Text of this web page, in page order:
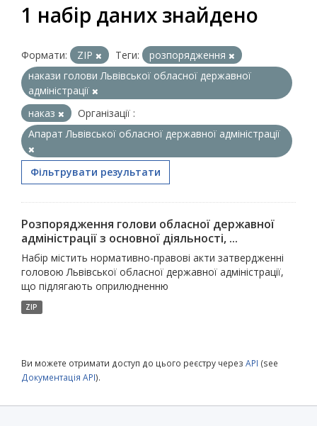
1 набір даних знайдено
Формати: ZIP Теги:
розпорядження
накази голови Львівської обласної державної
адміністрації
наказ
Організації :
Апарат Львівської обласної державної адміністрації
Фільтрувати результати
Розпорядження голови обласної державної
адміністрації з основної діяльності, ...
Набір містить нормативно-правові акти затвердженні
головою Львівської обласної державної адміністрації,
що підлягають оприлюдненню
ZIP
Ви можете отримати доступ до цього реєстру через API (see
Документація API).